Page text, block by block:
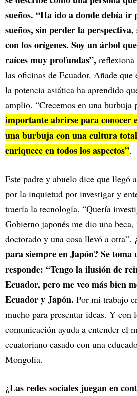
sueños. “Ha ido a donde debía
sueños, sin perder la
con los orígenes. Soy un árbol
raíces muy profundas”, reflexiona
las oficinas de Ecuador. Añade
la potencia asiática ha aprendido
amplio. “Crecemos en una burbuja
importante abrirse para conocer
una burbuja con una cultura
enriquece en todos los aspectos”.
Este padre y abuelo dice que llegó
por la inquietud por investigar y
traería la tecnología. “Quería
Gobierno japonés me dio una
doctorado y una cosa llevó a otra”.
para siempre en Japón? Se toma
responde: “Tengo la ilusión de
Ecuador, pero me veo más bien
Ecuador y Japón. Por mi trabajo
mucho para presentar ideas. Y con
comunicación ayuda a entender el
ecuatoriano casado con una
Mongolia.
¿Las redes sociales juegan en